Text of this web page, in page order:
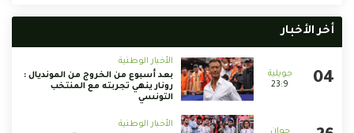
أخر الأخبار
23:9
الأخبار الوطنية
بعد أسبوع من الخروج من المونديال :
رونار ينهي تجربته مع المنتخب
التونسي
الأخبار الوطنية